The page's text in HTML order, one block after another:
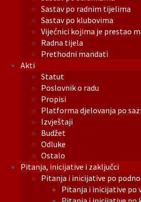
Sastav po radnim tijelima
Sastav po klubovima
Vijećnici kojima je prestao
Radna tijela
Prethodni mandati
Akti
Statut
Poslovnik o radu
Propisi
Platforma djelovanja po
Izvještaji
Budžet
Odluke
Ostalo
Pitanja, inicijative i zaključci
Pitanja i inicijative po
Pitanja i inicijative po